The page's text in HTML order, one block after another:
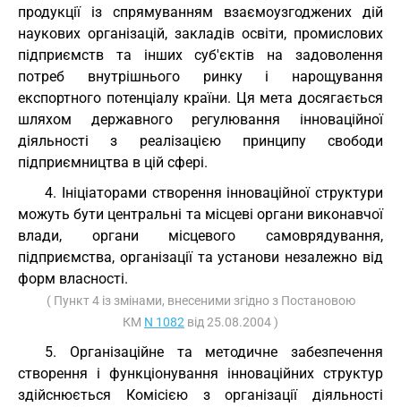
продукції із спрямуванням взаємоузгоджених дій
наукових організацій, закладів освіти, промислових
підприємств та інших суб'єктів на задоволення
потреб внутрішнього ринку і нарощування
експортного потенціалу країни. Ця мета досягається
шляхом державного регулювання інноваційної
діяльності з реалізацією принципу свободи
підприємництва в цій сфері.
4. Ініціаторами створення інноваційної структури
можуть бути центральні та місцеві органи виконавчої
влади, органи місцевого самоврядування,
підприємства, організації та установи незалежно від
форм власності.
( Пункт 4 із змінами, внесеними згідно з Постановою
КМ N 1082 від 25.08.2004 )
5. Організаційне та методичне забезпечення
створення і функціонування інноваційних структур
здійснюється Комісією з організації діяльності